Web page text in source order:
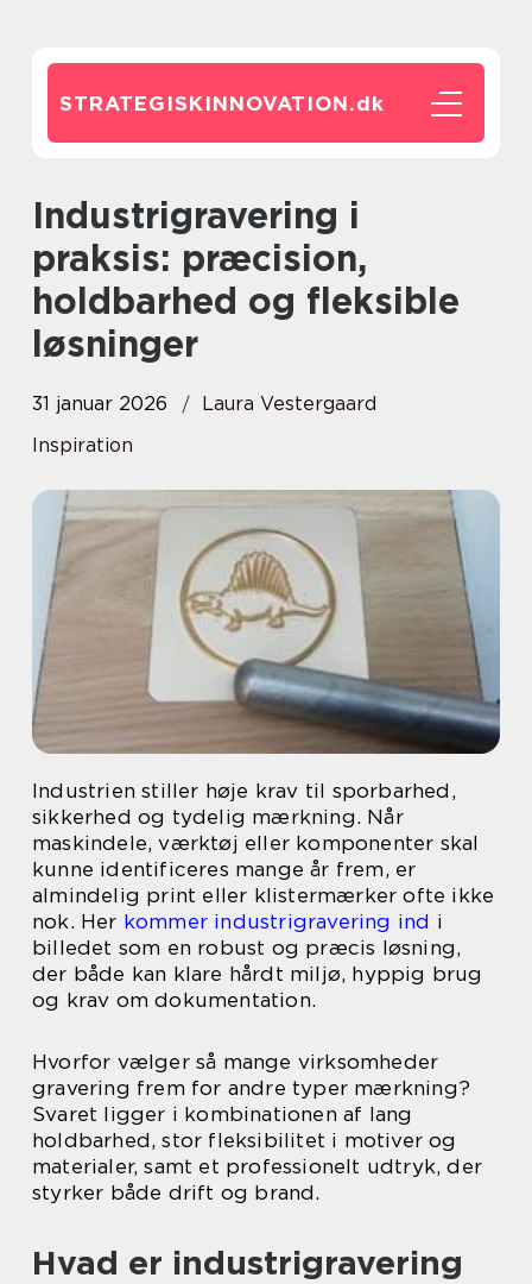
STRATEGISKINNOVATION.dk
Industrigravering i
praksis: præcision,
holdbarhed og fleksible
løsninger
31 januar 2026
Laura Vestergaard
Inspiration
Industrien stiller høje krav til sporbarhed,
sikkerhed og tydelig mærkning. Når
maskindele, værktøj eller komponenter skal
kunne identificeres mange år frem, er
almindelig print eller klistermærker ofte ikke
nok. Her kommer industrigravering ind i
billedet som en robust og præcis løsning,
der både kan klare hårdt miljø, hyppig brug
og krav om dokumentation.
Hvorfor vælger så mange virksomheder
gravering frem for andre typer mærkning?
Svaret ligger i kombinationen af lang
holdbarhed, stor fleksibilitet i motiver og
materialer, samt et professionelt udtryk, der
styrker både drift og brand.
Hvad er industrigravering